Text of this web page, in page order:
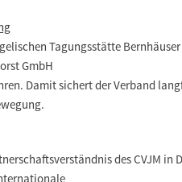
Tagungsstätte
GmbH
Damit sichert der Verband
des CVJM in